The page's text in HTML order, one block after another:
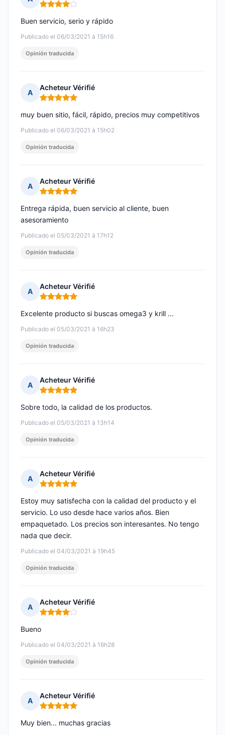
Nota: 4 de 5
Publicado el 06/03/2021 à 15h16
Buen servicio, serio y rápido
Opinión traducida
A
Acheteur Vérifié
Nota: 5 de 5
Publicado el 06/03/2021 à 15h02
muy buen sitio, fácil, rápido, precios muy competitivos
Opinión traducida
A
Acheteur Vérifié
Nota: 5 de 5
Publicado el 05/03/2021 à 17h12
Entrega rápida, buen servicio al cliente, buen
asesoramiento
Opinión traducida
A
Acheteur Vérifié
Nota: 5 de 5
Publicado el 05/03/2021 à 16h23
Excelente producto si buscas omega3 y krill ...
Opinión traducida
A
Acheteur Vérifié
Nota: 5 de 5
Publicado el 05/03/2021 à 13h14
Sobre todo, la calidad de los productos.
Opinión traducida
A
Acheteur Vérifié
Nota: 5 de 5
Publicado el 04/03/2021 à 19h45
Estoy muy satisfecha con la calidad del producto y el
servicio. Lo uso desde hace varios años. Bien
empaquetado. Los precios son interesantes. No tengo
nada que decir.
Opinión traducida
A
Acheteur Vérifié
Nota: 4 de 5
Publicado el 04/03/2021 à 16h28
Bueno
Opinión traducida
A
Acheteur Vérifié
Nota: 5 de 5
Muy bien... muchas gracias